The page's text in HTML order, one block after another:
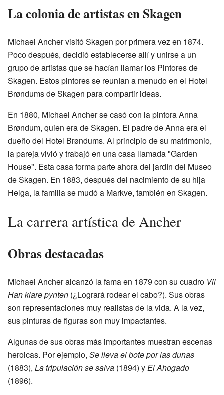
La colonia de artistas en Skagen
Michael Ancher visitó Skagen por primera vez en 1874.
Poco después, decidió establecerse allí y unirse a un
grupo de artistas que se hacían llamar los Pintores de
Skagen. Estos pintores se reunían a menudo en el Hotel
Brøndums de Skagen para compartir ideas.
En 1880, Michael Ancher se casó con la pintora Anna
Brøndum, quien era de Skagen. El padre de Anna era el
dueño del Hotel Brøndums. Al principio de su matrimonio,
la pareja vivió y trabajó en una casa llamada "Garden
House". Esta casa forma parte ahora del jardín del Museo
de Skagen. En 1883, después del nacimiento de su hija
Helga, la familia se mudó a Markve, también en Skagen.
La carrera artística de Ancher
Obras destacadas
Michael Ancher alcanzó la fama en 1879 con su cuadro Vil
Han klare pynten (¿Logrará rodear el cabo?). Sus obras
son representaciones muy realistas de la vida. A la vez,
sus pinturas de figuras son muy impactantes.
Algunas de sus obras más importantes muestran escenas
heroicas. Por ejemplo, Se lleva el bote por las dunas
(1883), La tripulación se salva (1894) yEl Ahogado
(1896).